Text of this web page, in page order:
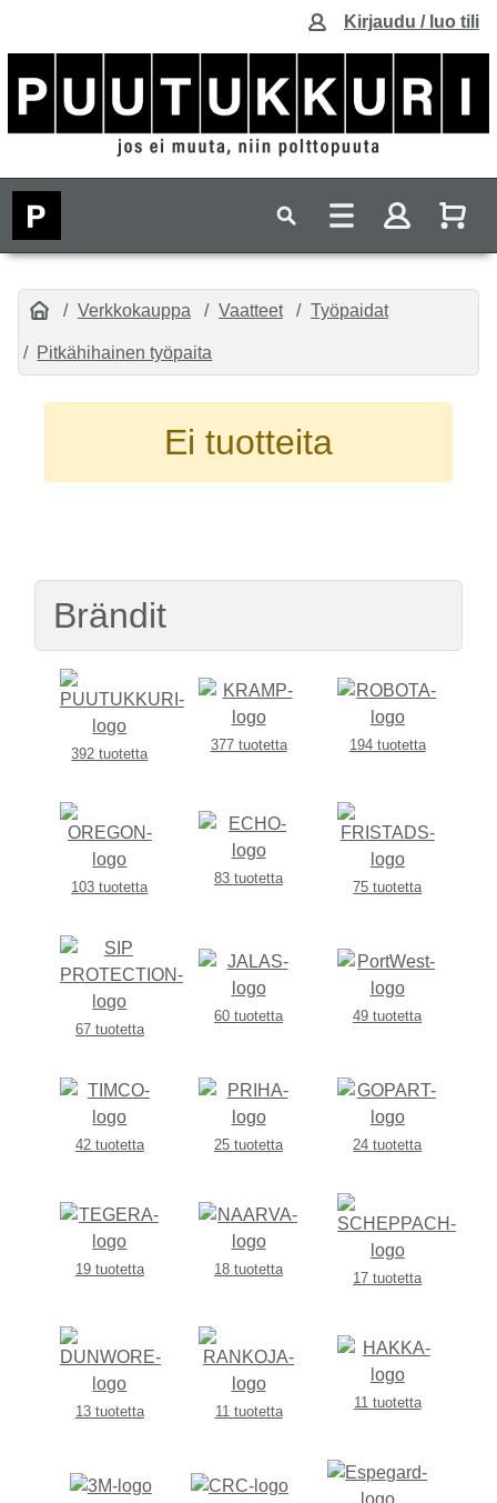
Kirjaudu / luo tili
Verkkokauppa Vaatteet Työpaidat
Pitkähihainen työpaita
Ei tuotteita
Brändit
392 tuotetta
377 tuotetta 194 tuotetta
103 tuotetta
83 tuotetta
75 tuotetta
67 tuotetta
60 tuotetta 49 tuotetta
42 tuotetta 25 tuotetta 24 tuotetta
19 tuotetta 18 tuotetta
17 tuotetta
13 tuotetta 11 tuotetta
11 tuotetta